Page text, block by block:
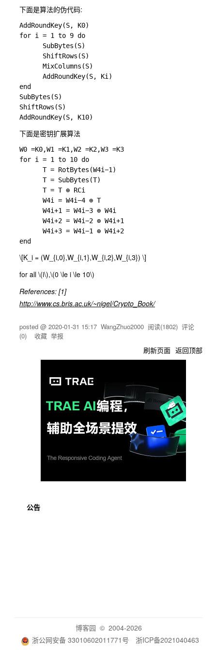
下面是算法的伪代码:
AddRoundKey(S, K0)
for i = 1 to 9 do
      SubBytes(S)
      ShiftRows(S)
      MixColumns(S)
      AddRoundKey(S, Ki)
end
SubBytes(S)
ShiftRows(S)
下面是密钥扩展算法
W0 =K0,W1 =K1,W2 =K2,W3 =K3
for i = 1 to 10 do ￼￼￼￼￼￼
      T = RotBytes(W4i−1)
      T = SubBytes(T)
      T = T ⊕ RCi
      W4i = W4i−4 ⊕ T
      W4i+1 = W4i−3 ⊕ W4i
      W4i+2 = W4i−2 ⊕ W4i+1
      W4i+3 = W4i−1 ⊕ W4i+2
\[K_i = (W_{i,0},W_{i,1},W_{i,2},W_{i,3}) \]
for all \(i\),\(0 \le i \le 10\)
References: [1]
http://www.cs.bris.ac.uk/~nigel/Crypto_Book/
posted @ 2020-01-31 15:17 WangZhuo2000 阅读(1802) 评论
(0) 收藏 举报
刷新页面 返回顶部
公告
博客园 © 2004-2026
浙公网安备 33010602011771号
浙ICP备2021040463